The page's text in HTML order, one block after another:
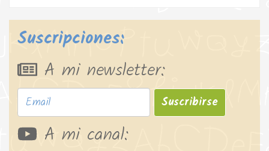
Suscripciones:
A mi newsletter:
Suscribirse
A mi canal: